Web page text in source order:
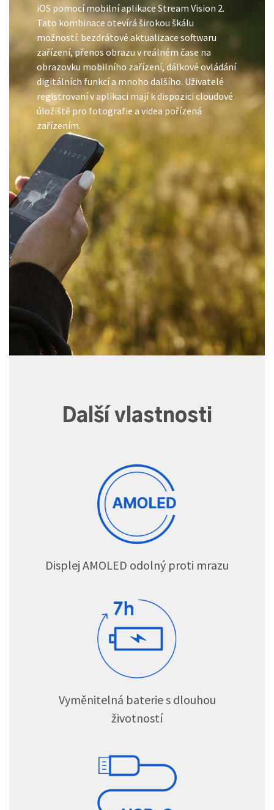
iOS pomocí mobilní aplikace Stream Vision 2.
Tato kombinace otevírá širokou škálu
možností: bezdrátové aktualizace softwaru
zařízení, přenos obrazu v reálném čase na
obrazovku mobilního zařízení, dálkové ovládání
digitálních funkcí a mnoho dalšího. Uživatelé
registrovaní v aplikaci mají k dispozici cloudové
úložiště pro fotografie a videa pořízená
zařízením.
Další vlastnosti
Displej AMOLED odolný proti mrazu
Vyměnitelná baterie s dlouhou
životností